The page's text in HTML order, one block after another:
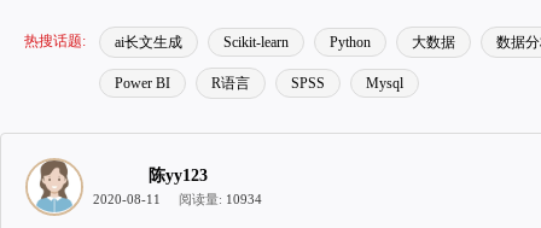
热搜话题: ai长文生成 Scikit-learn Python 大数据 数据
Power BI R语言 SPSS Mysql
陈yy123
2020-08-11 阅读量: 10934